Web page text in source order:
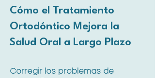
Cómo el Tratamiento
Ortodóntico Mejora la
Salud Oral a Largo Plazo
Corregir los problemas de